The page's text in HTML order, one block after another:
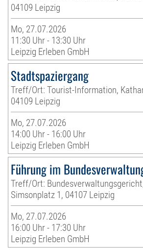
04109 Leipzig
Mo, 27.07.2026
11:30 Uhr - 13:30 Uhr
Leipzig Erleben GmbH
Stadtspaziergang
Treff/Ort: Tourist-Information,
04109 Leipzig
Mo, 27.07.2026
14:00 Uhr - 16:00 Uhr
Leipzig Erleben GmbH
Führung im
Treff/Ort:
Simsonplatz 1, 04107 Leipzig
Mo, 27.07.2026
16:00 Uhr - 17:30 Uhr
Leipzig Erleben GmbH